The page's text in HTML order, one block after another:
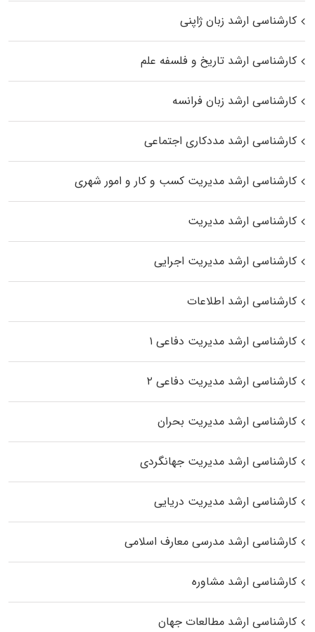
کارشناسی ارشد زبان ژاپنی
کارشناسی ارشد تاریخ و فلسفه علم
کارشناسی ارشد زبان فرانسه
کارشناسی ارشد مددکاری اجتماعی
کارشناسی ارشد مدیریت کسب و کار و امور شهری
کارشناسی ارشد مدیریت
کارشناسی ارشد مدیریت اجرایی
کارشناسی ارشد اطلاعات
کارشناسی ارشد مدیریت دفاعی ۱
کارشناسی ارشد مدیریت دفاعی ۲
کارشناسی ارشد مدیریت بحران
کارشناسی ارشد مدیریت جهانگردی
کارشناسی ارشد مدیریت دریایی
کارشناسی ارشد مدرسی معارف اسلامی
کارشناسی ارشد مشاوره
کارشناسی ارشد مطالعات جهان